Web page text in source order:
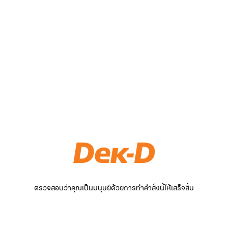
ตรวจสอบว่าคุณเป็นมนุษย์ด้วยการทำคำสั่งนี้ให้เสร็จสิ้น